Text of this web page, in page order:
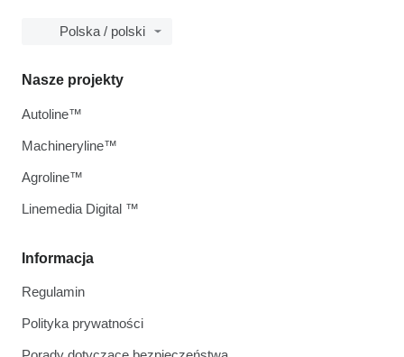
Polska / polski
Informacja
Regulamin
Polityka prywatności
Nasze projekty
Autoline™
Machineryline™
Agroline™
Linemedia Digital ™